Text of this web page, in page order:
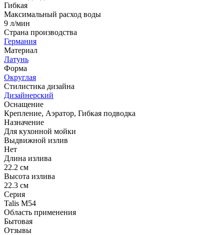
Гибкая
Максимальный расход воды
9 л/мин
Страна производства
Германия
Материал
Латунь
Форма
Округлая
Стилистика дизайна
Дизайнерский
Оснащение
Крепление, Аэратор, Гибкая подводка
Назначение
Для кухонной мойки
Выдвижной излив
Нет
Длина излива
22.2 см
Высота излива
22.3 см
Серия
Talis M54
Область применения
Бытовая
Отзывы